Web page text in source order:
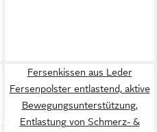
Fersenkissen aus Leder
Fersenpolster entlastend, aktive
Bewegungsunterstützung,
Entlastung von Schmerz- &